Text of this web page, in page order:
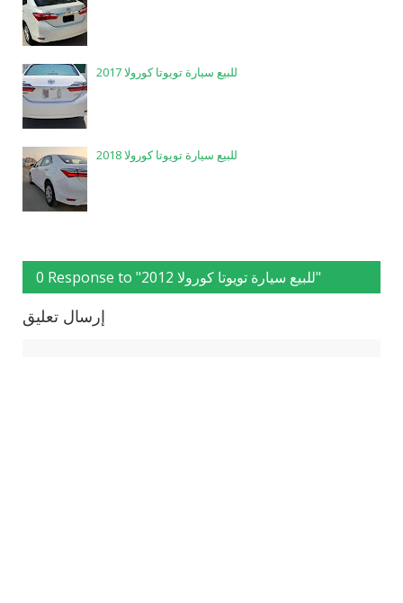
للبيع سيارة تويوتا كورولا 2017
للبيع سيارة تويوتا كورولا 2018
0 Response to "للبيع سيارة تويوتا كورولا 2012"
إرسال تعليق